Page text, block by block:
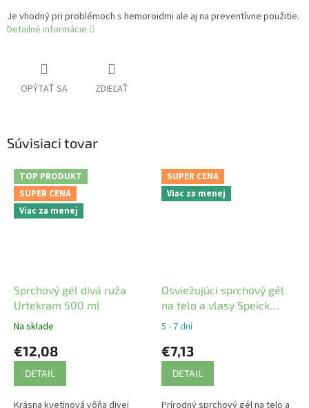
Je vhodný pri problémoch s hemoroidmi ale aj na preventívne použitie.
Detailné informácie
OPÝTAŤ SA ZDIEĽAŤ
Súvisiaci tovar
TOP PRODUKT
SUPER CENA
Viac za menej
Sprchový gél divá ruža
Urtekram 500 ml
Na sklade
€12,08
DETAIL
Krásna kvetinová vôňa divej
SUPER CENA
Viac za menej
Osviežujúci sprchový gél
na telo a vlasy Speick
200ml
5 - 7 dní
€7,13
DETAIL
Prírodný sprchový gél na telo a